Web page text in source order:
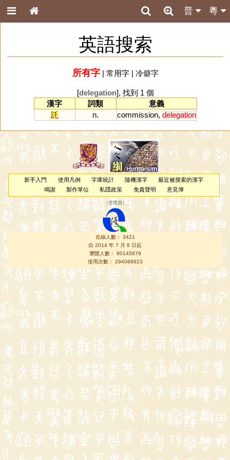
粵
普
英語搜索
所有字| 常用字| 冷僻字
[delegation], 找到 1 個
漢字
詞類
意義
託
n. commission, delegation
新手入門 使用凡例 字庫統計 隨機漢字
最近被搜索的漢字
鳴謝
製作單位 私隱政策 免責聲明 意見簿
（管理員 ）
在線人數： 3421
自 2014 年 7 月 8 日起
瀏覽人數： 80145679
使用次數： 294068923